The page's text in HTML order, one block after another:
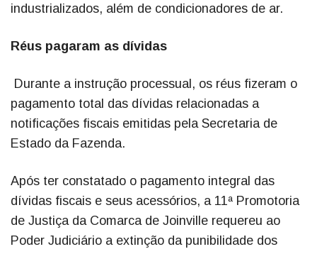
industrializados, além de condicionadores de ar.
Réus pagaram as dívidas
Durante a instrução processual, os réus fizeram o
pagamento total das dívidas relacionadas a
notificações fiscais emitidas pela Secretaria de
Estado da Fazenda.
Após ter constatado o pagamento integral das
dívidas fiscais e seus acessórios, a 11ª Promotoria
de Justiça da Comarca de Joinville requereu ao
Poder Judiciário a extinção da punibilidade dos